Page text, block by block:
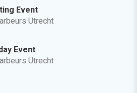
Event
Utrecht
Event
Utrecht